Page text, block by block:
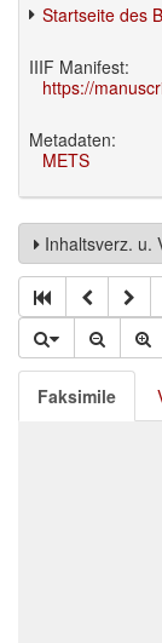
Startseite des
IIIF Manifest:
https://
Metadaten:
METS
Inhaltsverz. u.
Faksimile